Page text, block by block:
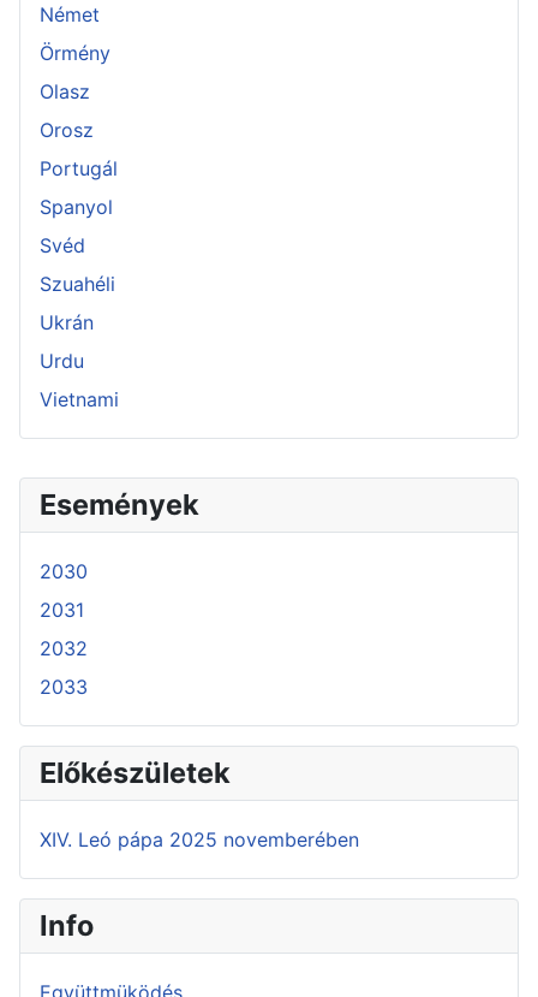
Események
2030
2031
2032
2033
Előkészületek
XIV. Leó pápa 2025 novemberében
Info
Együttmüködés
Német
Örmény
Olasz
Orosz
Portugál
Spanyol
Svéd
Szuahéli
Ukrán
Urdu
Vietnami